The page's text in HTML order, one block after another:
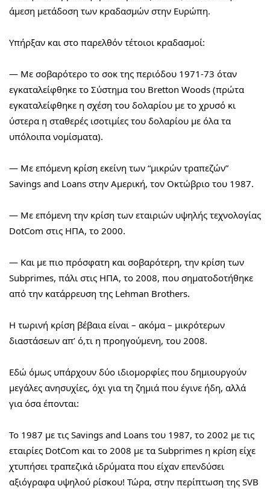
άμεση μετάδοση των κραδασμών στην Ευρώπη.
Υπήρξαν και στο παρελθόν τέτοιοι κραδασμοί:
— Με σοβαρότερο το σοκ της περιόδου 1971-73 όταν
εγκαταλείφθηκε το Σύστημα του Bretton Woods (πρώτα
εγκαταλείφθηκε η σχέση του δολαρίου με το χρυσό κι
ύστερα η σταθερές ισοτιμίες του δολαρίου με όλα τα
υπόλοιπα νομίσματα).
— Με επόμενη κρίση εκείνη των “μικρών τραπεζών”
Savings and Loans στην Αμερική, τον Οκτώβριο του 1987.
— Με επόμενη την κρίση των εταιριών υψηλής τεχνολογίας
DotCom στις ΗΠΑ, το 2000.
— Και με πιο πρόσφατη και σοβαρότερη, την κρίση των
Subprimes, πάλι στις ΗΠΑ, το 2008, που σηματοδοτήθηκε
από την κατάρρευση της Lehman Brothers.
Η τωρινή κρίση βέβαια είναι – ακόμα – μικρότερων
διαστάσεων απ’ ό,τι η προηγούμενη, του 2008.
Εδώ όμως υπάρχουν δύο ιδιομορφίες που δημιουργούν
μεγάλες ανησυχίες, όχι για τη ζημιά που έγινε ήδη, αλλά
για όσα έπονται:
Το 1987 με τις Savings and Loans του 1987, το 2002 με τις
εταιρίες DotCom και το 2008 με τα Subprimes η κρίση είχε
χτυπήσει τραπεζικά ιδρύματα που είχαν επενδύσει
αξιόγραφα υψηλού ρίσκου! Τώρα, στην περίπτωση της SVB